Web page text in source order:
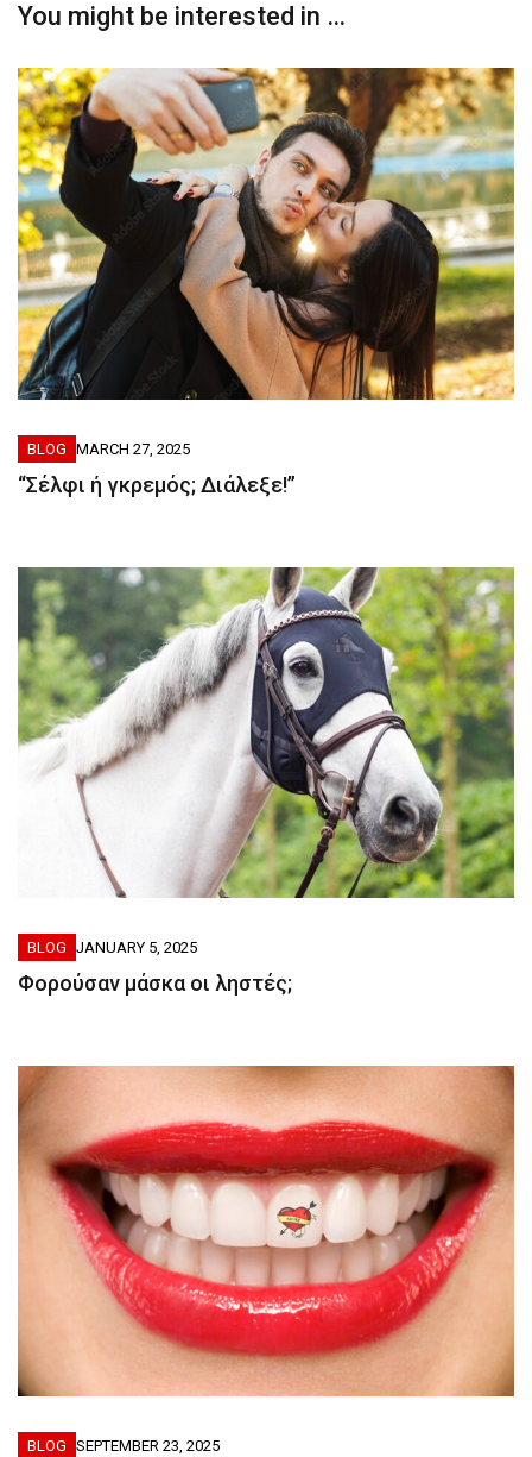
You might be interested in …
BLOG MARCH 27, 2025
“Σέλφι ή γκρεμός; Διάλεξε!”
BLOG JANUARY 5, 2025
Φορούσαν μάσκα οι ληστές;
BLOG SEPTEMBER 23, 2025